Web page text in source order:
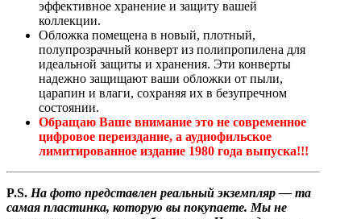
эффективное хранение и защиту вашей
коллекции.
Обложка помещена в новый, плотный,
полупрозрачный конверт из полипропилена для
идеальной защиты и хранения. Эти конверты
надежно защищают ваши обложки от пыли,
царапин и влаги, сохраняя их в безупречном
состоянии.
Обращаю Ваше внимание это не современное
цифровое переиздание, а аудиофильское
лимитированное издание 1980 года выпуска!!!
P.S. На фото представлен реальный экземпляр — та
самая пластинка, которую вы покупаете. Мы не